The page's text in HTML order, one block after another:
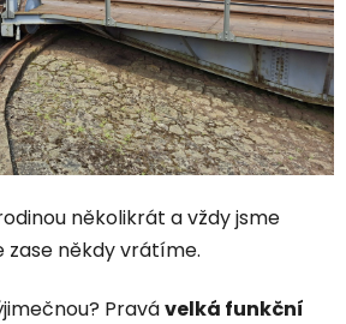
několikrát a vždy jsme
zase někdy vrátíme.
Pravávelká funkční